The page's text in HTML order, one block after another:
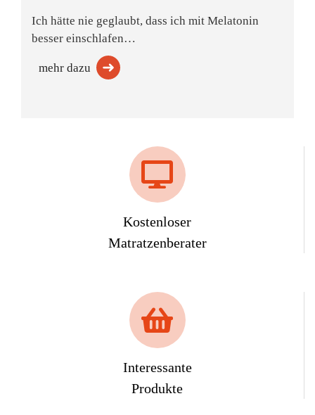
Ich hätte nie geglaubt, dass ich mit Melatonin
besser einschlafen…
mehr dazu
Kostenloser
Matratzenberater
Interessante
Produkte